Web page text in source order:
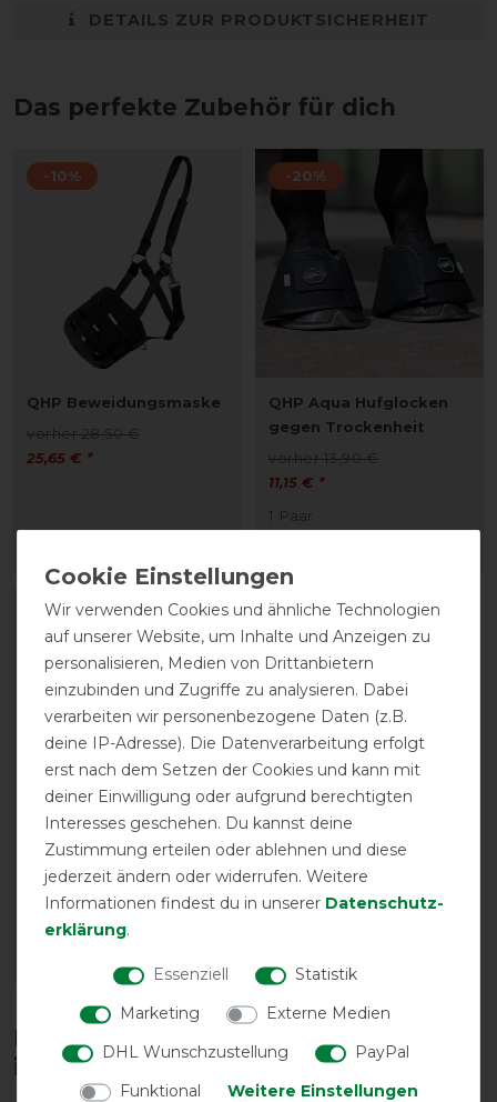
DETAILS ZUR PRODUKTSICHERHEIT
Das perfekte Zubehör für dich
-10%
QHP Beweidungsmaske
vorher 28,50 €
25,65 € *
-20%
QHP Aqua Hufglocken
gegen Trockenheit
vorher 13,90 €
11,15 € *
1 Paar
-10%
QHP Beweidungsmaske
mit Nasenlöchern
vorher 34,95 €
31,45 € *
ARTIKEL MERKEN
Diese Produkte könnten dich auch
interessieren
Wir verwenden Cookies und ähnliche Technologien
auf unserer Website, um Inhalte und Anzeigen zu
personalisieren, Medien von Drittanbietern
einzubinden und Zugriffe zu analysieren. Dabei
verarbeiten wir personenbezogene Daten (z.B.
deine IP-Adresse). Die Datenverarbeitung erfolgt
erst nach dem Setzen der Cookies und kann mit
deiner Einwilligung oder aufgrund berechtigten
Interesses geschehen. Du kannst deine
Zustimmung erteilen oder ablehnen und diese
jederzeit ändern oder widerrufen. Weitere
Informationen findest du in unserer Daten­schutz­
erklärung.
Essenziell
Statistik
Marketing
Externe Medien
DHL Wunschzustellung
PayPal
Funktional
Weitere Einstellungen